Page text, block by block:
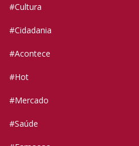
#Cultura
#Cidadania
#Acontece
#Hot
#Mercado
#Saúde